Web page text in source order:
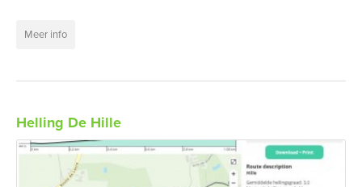
Meer info
Helling De Hille